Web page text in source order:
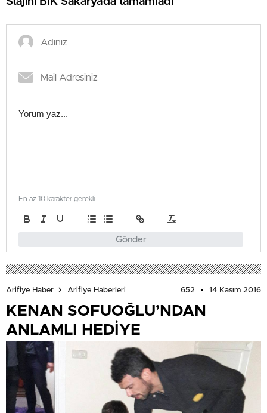
Gönder
En az 10 karakter gerekli
Arifiye Haber Arifiye Haberleri 652 14 Kasım 2016
KENAN SOFUOĞLU’NDAN
ANLAMLI HEDİYE